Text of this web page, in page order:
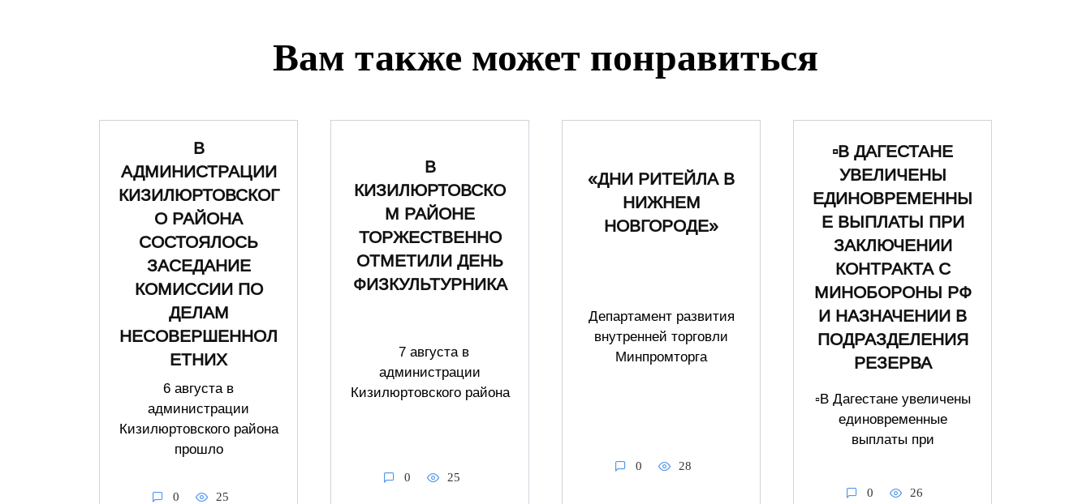
Вам также может понравиться
В
АДМИНИСТРАЦИИ
КИЗИЛЮРТОВСКОГ
О РАЙОНА
СОСТОЯЛОСЬ
ЗАСЕДАНИЕ
КОМИССИИ ПО
ДЕЛАМ
НЕСОВЕРШЕННОЛ
ЕТНИХ
6 августа в
администрации
Кизилюртовского района
прошло
0 25
В
КИЗИЛЮРТОВСКО
М РАЙОНЕ
ТОРЖЕСТВЕННО
ОТМЕТИЛИ ДЕНЬ
ФИЗКУЛЬТУРНИКА
7 августа в
администрации
Кизилюртовского района
0 25
«ДНИ РИТЕЙЛА В
НИЖНЕМ
НОВГОРОДЕ»
Департамент развития
внутренней торговли
Минпромторга
0 28
▫️В ДАГЕСТАНЕ
УВЕЛИЧЕНЫ
ЕДИНОВРЕМЕННЫ
Е ВЫПЛАТЫ ПРИ
ЗАКЛЮЧЕНИИ
КОНТРАКТА С
МИНОБОРОНЫ РФ
И НАЗНАЧЕНИИ В
ПОДРАЗДЕЛЕНИЯ
РЕЗЕРВА
▫️В Дагестане увеличены
единовременные
выплаты при
0 26